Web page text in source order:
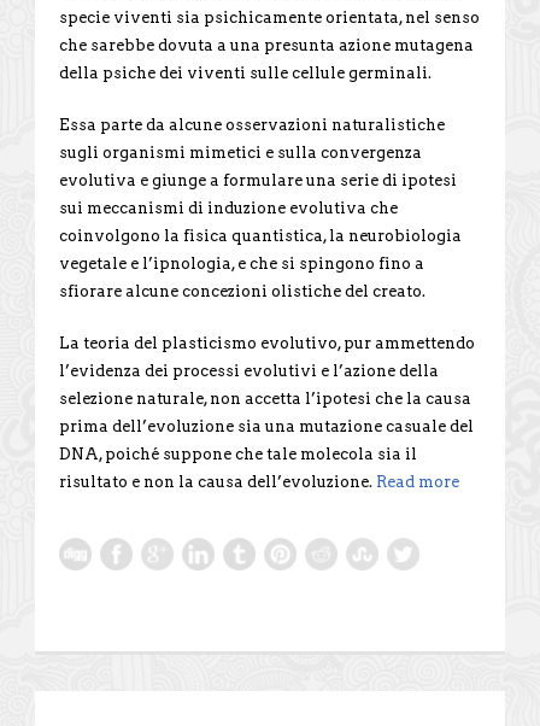
specie viventi sia psichicamente orientata, nel senso
che sarebbe dovuta a una presunta azione mutagena
della psiche dei viventi sulle cellule germinali.
Essa parte da alcune osservazioni naturalistiche
sugli organismi mimetici e sulla convergenza
evolutiva e giunge a formulare una serie di ipotesi
sui meccanismi di induzione evolutiva che
coinvolgono la fisica quantistica, la neurobiologia
vegetale e l’ipnologia, e che si spingono fino a
sfiorare alcune concezioni olistiche del creato.
La teoria del plasticismo evolutivo, pur ammettendo
l’evidenza dei processi evolutivi e l’azione della
selezione naturale, non accetta l’ipotesi che la causa
prima dell’evoluzione sia una mutazione casuale del
DNA, poiché suppone che tale molecola sia il
risultato e non la causa dell’evoluzione. Read more